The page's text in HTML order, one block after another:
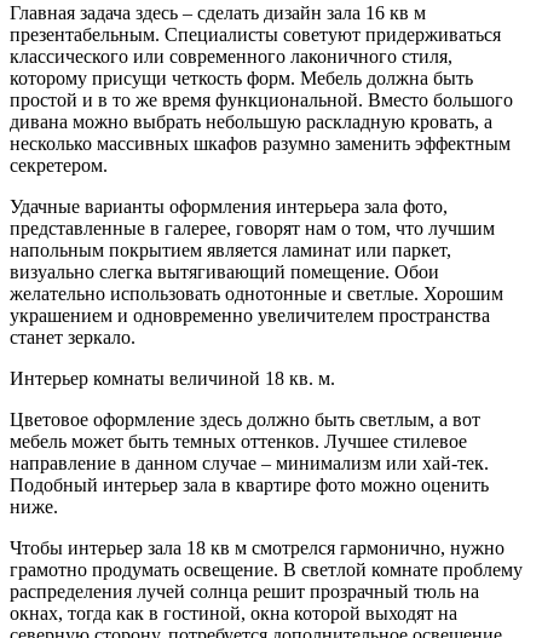
Главная задача здесь – сделать дизайн зала 16 кв м
презентабельным. Специалисты советуют придерживаться
классического или современного лаконичного стиля,
которому присущи четкость форм. Мебель должна быть
простой и в то же время функциональной. Вместо большого
дивана можно выбрать небольшую раскладную кровать, а
несколько массивных шкафов разумно заменить эффектным
секретером.
Удачные варианты оформления интерьера зала фото,
представленные в галерее, говорят нам о том, что лучшим
напольным покрытием является ламинат или паркет,
визуально слегка вытягивающий помещение. Обои
желательно использовать однотонные и светлые. Хорошим
украшением и одновременно увеличителем пространства
станет зеркало.
Интерьер комнаты величиной 18 кв. м.
Цветовое оформление здесь должно быть светлым, а вот
мебель может быть темных оттенков. Лучшее стилевое
направление в данном случае – минимализм или хай-тек.
Подобный интерьер зала в квартире фото можно оценить
ниже.
Чтобы интерьер зала 18 кв м смотрелся гармонично, нужно
грамотно продумать освещение. В светлой комнате проблему
распределения лучей солнца решит прозрачный тюль на
окнах, тогда как в гостиной, окна которой выходят на